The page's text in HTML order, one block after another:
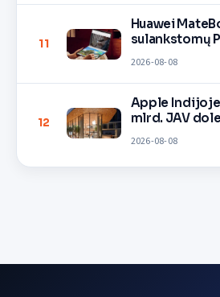
11
Huawei
sulankstomų
2026-08-08
12
Apple Indijoje
mlrd. JAV
2026-08-08